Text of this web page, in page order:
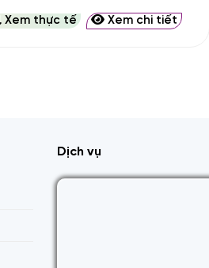
Xem thực tế Xem chi tiết
Dịch vụ